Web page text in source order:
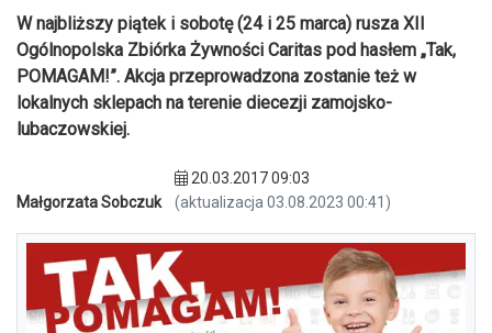
W najbliższy piątek i sobotę (24 i 25 marca) rusza XII
Ogólnopolska Zbiórka Żywności Caritas pod hasłem „Tak,
POMAGAM!”. Akcja przeprowadzona zostanie też w
lokalnych sklepach na terenie diecezji zamojsko-
lubaczowskiej.
Małgorzata Sobczuk
20.03.2017 09:03
(aktualizacja 03.08.2023 00:41)